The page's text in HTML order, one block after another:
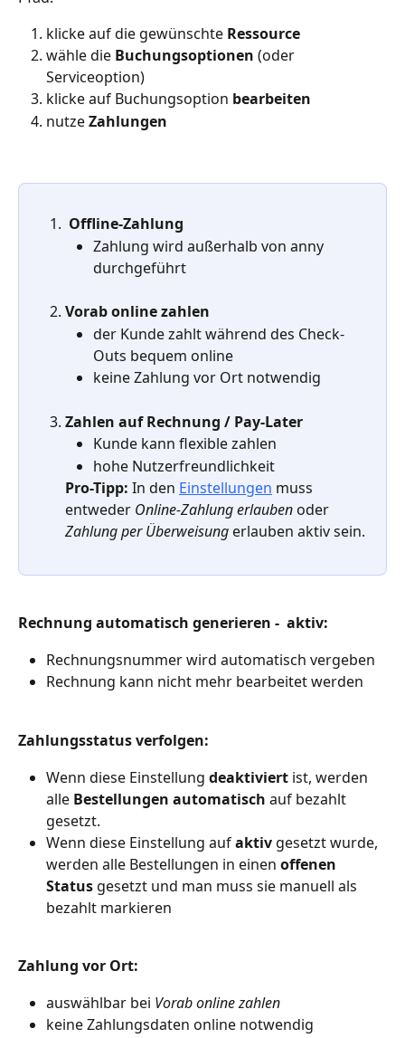
klicke auf die gewünschte Ressource
wähle die Buchungsoptionen (oder
Serviceoption)
klicke auf Buchungsoption bearbeiten
nutze Zahlungen
Offline-Zahlung
Zahlung wird außerhalb von anny
durchgeführt
Vorab online zahlen
der Kunde zahlt während des Check-
Outs bequem online
keine Zahlung vor Ort notwendig
Zahlen auf Rechnung / Pay-Later
Kunde kann flexible zahlen
hohe Nutzerfreundlichkeit
Pro-Tipp: In den Einstellungen muss
entweder Online-Zahlung erlauben oder
Zahlung per Überweisung erlauben aktiv sein.
Rechnung automatisch generieren -  aktiv:
Rechnungsnummer wird automatisch vergeben
Rechnung kann nicht mehr bearbeitet werden
Zahlungsstatus verfolgen:
Wenn diese Einstellung deaktiviert ist, werden
alle Bestellungen automatisch auf bezahlt
gesetzt.
Wenn diese Einstellung auf aktiv gesetzt wurde,
werden alle Bestellungen in einen offenen
Status gesetzt und man muss sie manuell als
bezahlt markieren
Zahlung vor Ort:
auswählbar bei Vorab online zahlen
keine Zahlungsdaten online notwendig